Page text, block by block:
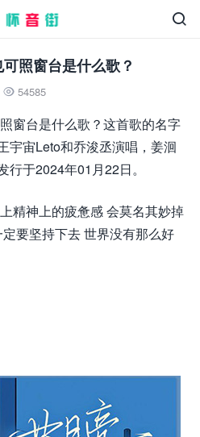

照窗台是什么歌？
 54585
窗台是什么歌？这首歌的名字
宇宙Leto和乔浚丞演唱，姜洄
于2024年01月22日。
精神上的疲惫感 会莫名其妙掉
要坚持下去 世界没有那么好